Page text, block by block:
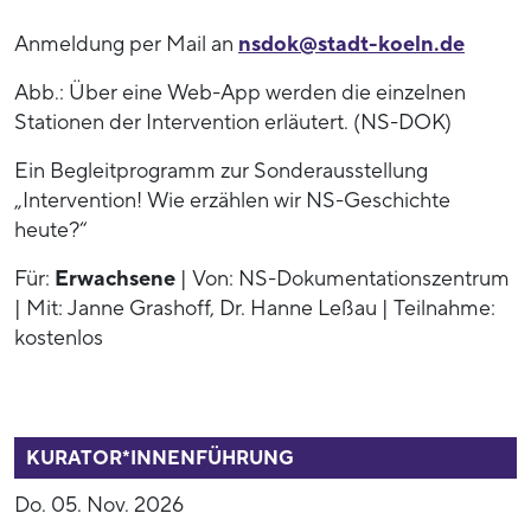
Anmeldung per Mail an nsdok@stadt-koeln.de
Abb.: Über eine Web-App werden die einzelnen
Stationen der Intervention erläutert. (NS-DOK)
Ein Begleitprogramm zur Sonderausstellung
„Intervention! Wie erzählen wir NS-Geschichte
heute?“
Für: Erwachsene | Von: NS-Dokumentationszentrum
| Mit: Janne Grashoff, Dr. Hanne Leßau | Teilnahme:
kostenlos
KURATOR*INNENFÜHRUNG
Do. 05. Nov. 2026